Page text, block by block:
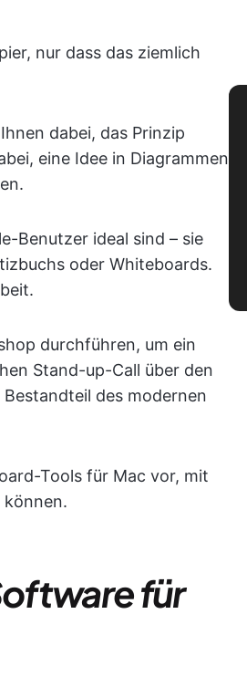
nur dass das ziemlich
dabei, das Prinzip
eine Idee in Diagrammen
Benutzer ideal sind – sie
oder Whiteboards.
durchführen, um ein
Stand-up-Call über den
des modernen
Tools für Mac vor, mit
können.
für